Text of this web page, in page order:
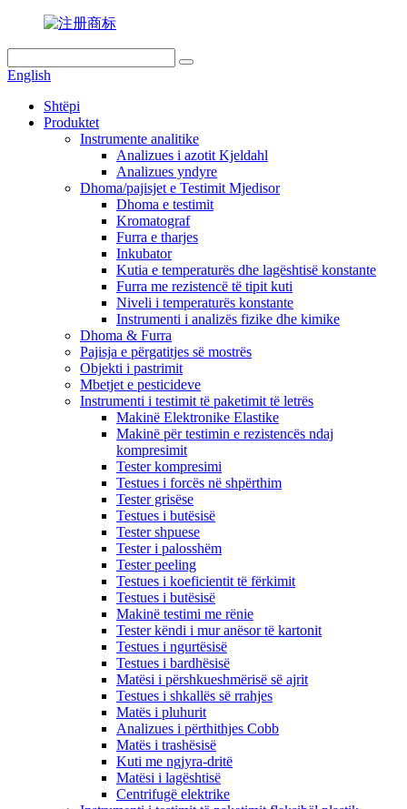
English
Shtëpi
Produktet
Instrumente analitike
Analizues i azotit Kjeldahl
Analizues yndyre
Dhoma/pajisjet e Testimit Mjedisor
Dhoma e testimit
Kromatograf
Furra e tharjes
Inkubator
Kutia e temperaturës dhe lagështisë konstante
Furra me rezistencë të tipit kuti
Niveli i temperaturës konstante
Instrumenti i analizës fizike dhe kimike
Dhoma & Furra
Pajisja e përgatitjes së mostrës
Objekti i pastrimit
Mbetjet e pesticideve
Instrumenti i testimit të paketimit të letrës
Makinë Elektronike Elastike
Makinë për testimin e rezistencës ndaj
kompresimit
Tester kompresimi
Testues i forcës në shpërthim
Tester grisëse
Testues i butësisë
Tester shpuese
Tester i palosshëm
Tester peeling
Testues i koeficientit të fërkimit
Testues i butësisë
Makinë testimi me rënie
Tester këndi i mur anësor të kartonit
Testues i ngurtësisë
Testues i bardhësisë
Matësi i përshkueshmërisë së ajrit
Testues i shkallës së rrahjes
Matës i pluhurit
Analizues i përthithjes Cobb
Matës i trashësisë
Kuti me ngjyra-dritë
Matësi i lagështisë
Centrifugë elektrike